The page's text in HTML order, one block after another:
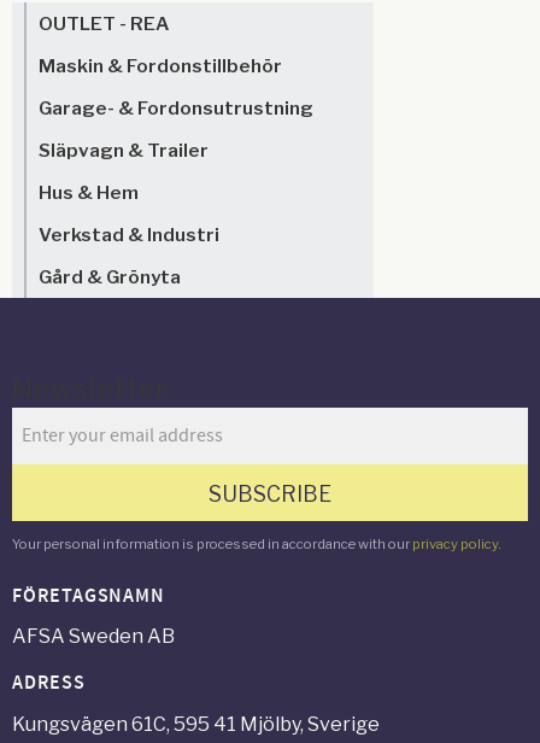
OUTLET - REA
Maskin & Fordonstillbehör
Garage- & Fordonsutrustning
Släpvagn & Trailer
Hus & Hem
Verkstad & Industri
Gård & Grönyta
SUBSCRIBE
Your personal information is processed in accordance with our privacy policy.
FÖRETAGSNAMN
AFSA Sweden AB
ADRESS
Kungsvägen 61C, 595 41 Mjölby, Sverige